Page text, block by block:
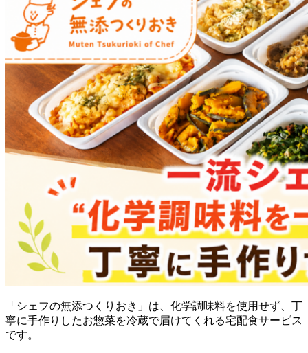
「シェフの無添つくりおき」は、化学調味料を使用せず、丁
寧に手作りしたお惣菜を冷蔵で届けてくれる宅配食サービス
です。